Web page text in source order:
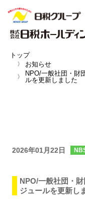
トップ
お知らせ
NPO/一般社団・財
ルを更新しました
2026年01月22日
NPO/一般社団・
ジュールを更新し